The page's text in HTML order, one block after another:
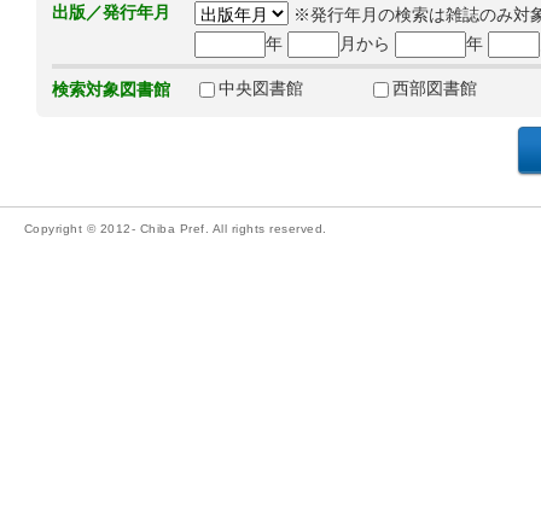
出版／発行年月
※発行年月の検索は雑誌のみ対
年
月から 年
検索対象図書館 中央図書館 西部図書館
Copyright © 2012- Chiba Pref. All rights reserved.